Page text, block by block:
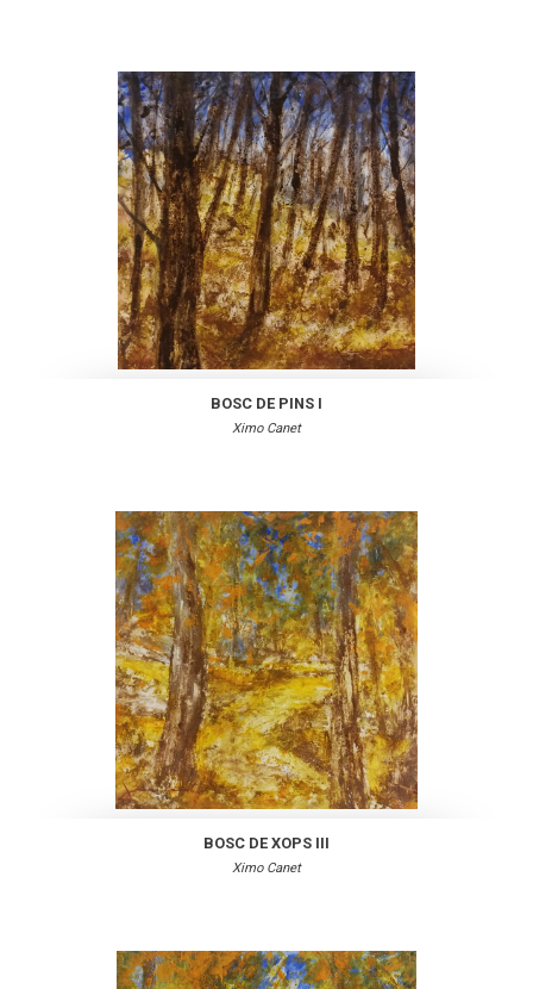
BOSC DE PINS I
Ximo Canet
BOSC DE XOPS III
Ximo Canet